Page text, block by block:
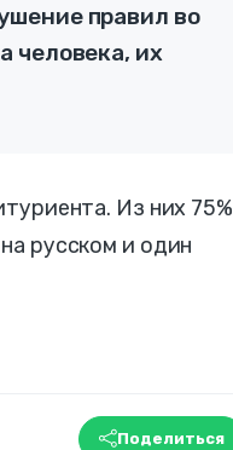
правил во
человека, их
Из них 75%
русском и один
Поделиться